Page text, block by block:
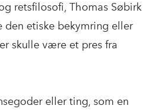
retsfilosofi, Thomas Søbirk
den etiske bekymring eller
skulle være et pres fra
eller ting, som en